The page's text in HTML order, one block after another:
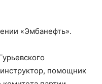
«Эмбанефть».
помощник